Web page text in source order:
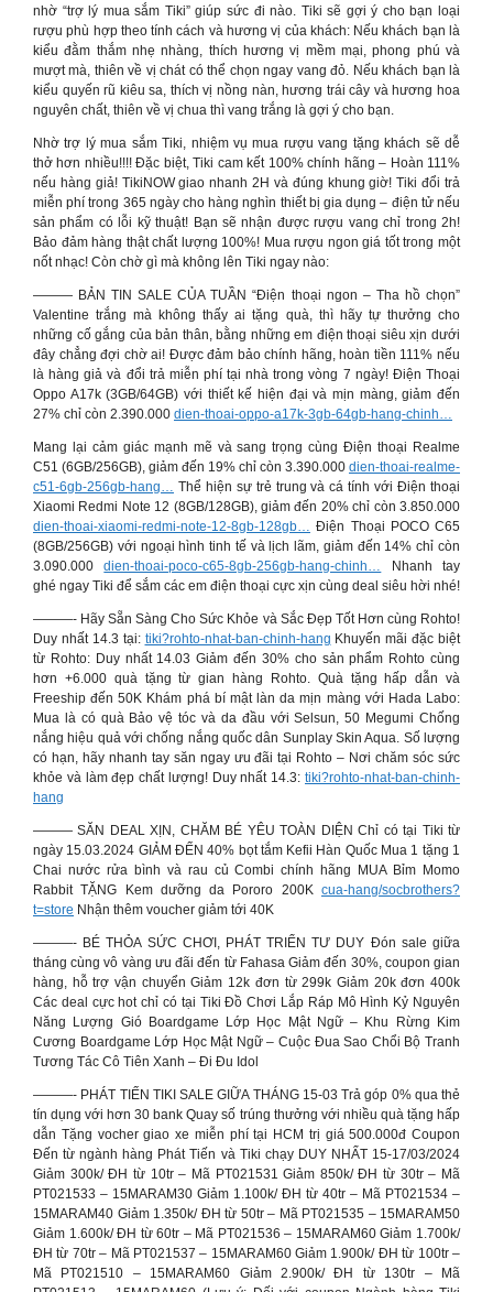
nhờ “trợ lý mua sắm Tiki” giúp sức đi nào. Tiki sẽ gợi ý cho bạn loại
rượu phù hợp theo tính cách và hương vị của khách: Nếu khách bạn là
kiểu đằm thắm nhẹ nhàng, thích hương vị mềm mại, phong phú và
mượt mà, thiên về vị chát có thể chọn ngay vang đỏ. Nếu khách bạn là
kiểu quyến rũ kiêu sa, thích vị nồng nàn, hương trái cây và hương hoa
nguyên chất, thiên về vị chua thì vang trắng là gợi ý cho bạn.
Nhờ trợ lý mua sắm Tiki, nhiệm vụ mua rượu vang tặng khách sẽ dễ
thở hơn nhiều!!!! Đặc biệt, Tiki cam kết 100% chính hãng – Hoàn 111%
nếu hàng giả! TikiNOW giao nhanh 2H và đúng khung giờ! Tiki đổi trả
miễn phí trong 365 ngày cho hàng nghìn thiết bị gia dụng – điện tử nếu
sản phẩm có lỗi kỹ thuật! Bạn sẽ nhận được rượu vang chỉ trong 2h!
Bảo đảm hàng thật chất lượng 100%! Mua rượu ngon giá tốt trong một
nốt nhạc! Còn chờ gì mà không lên Tiki ngay nào:
——— BẢN TIN SALE CỦA TUẦN “Điện thoại ngon – Tha hồ chọn”
Valentine trắng mà không thấy ai tặng quà, thì hãy tự thưởng cho
những cố gắng của bản thân, bằng những em điện thoại siêu xịn dưới
đây chẳng đợi chờ ai! Được đảm bảo chính hãng, hoàn tiền 111% nếu
là hàng giả và đổi trả miễn phí tại nhà trong vòng 7 ngày! Điện Thoại
Oppo A17k (3GB/64GB) với thiết kế hiện đại và mịn màng, giảm đến
27% chỉ còn 2.390.000 dien-thoai-oppo-a17k-3gb-64gb-hang-chinh…
Mang lại cảm giác mạnh mẽ và sang trọng cùng Điện thoại Realme
C51 (6GB/256GB), giảm đến 19% chỉ còn 3.390.000 dien-thoai-realme-
c51-6gb-256gb-hang… Thể hiện sự trẻ trung và cá tính với Điện thoại
Xiaomi Redmi Note 12 (8GB/128GB), giảm đến 20% chỉ còn 3.850.000
dien-thoai-xiaomi-redmi-note-12-8gb-128gb… Điện Thoại POCO C65
(8GB/256GB) với ngoại hình tinh tế và lịch lãm, giảm đến 14% chỉ còn
3.090.000dien-thoai-poco-c65-8gb-256gb-hang-chinh… Nhanh tay
ghé ngay Tiki để sắm các em điện thoại cực xịn cùng deal siêu hời nhé!
———- Hãy Sẵn Sàng Cho Sức Khỏe và Sắc Đẹp Tốt Hơn cùng Rohto!
Duy nhất 14.3 tại: tiki?rohto-nhat-ban-chinh-hang Khuyến mãi đặc biệt
từ Rohto: Duy nhất 14.03 Giảm đến 30% cho sản phẩm Rohto cùng
hơn +6.000 quà tặng từ gian hàng Rohto. Quà tặng hấp dẫn và
Freeship đến 50K Khám phá bí mật làn da mịn màng với Hada Labo:
Mua là có quà Bảo vệ tóc và da đầu với Selsun, 50 Megumi Chống
nắng hiệu quả với chống nắng quốc dân Sunplay Skin Aqua. Số lượng
có hạn, hãy nhanh tay săn ngay ưu đãi tại Rohto – Nơi chăm sóc sức
khỏe và làm đẹp chất lượng! Duy nhất 14.3: tiki?rohto-nhat-ban-chinh-
hang
——— SĂN DEAL XỊN, CHĂM BÉ YÊU TOÀN DIỆN Chỉ có tại Tiki từ
ngày 15.03.2024 GIẢM ĐẾN 40% bọt tắm Kefii Hàn Quốc Mua 1 tặng 1
Chai nước rửa bình và rau củ Combi chính hãng MUA Bỉm Momo
Rabbit TẶNG Kem dưỡng da Pororo 200K cua-hang/socbrothers?
t=store Nhận thêm voucher giảm tới 40K
———- BÉ THỎA SỨC CHƠI, PHÁT TRIỂN TƯ DUY Đón sale giữa
tháng cùng vô vàng ưu đãi đến từ Fahasa Giảm đến 30%, coupon gian
hàng, hỗ trợ vận chuyển Giảm 12k đơn từ 299k Giảm 20k đơn 400k
Các deal cực hot chỉ có tại Tiki Đồ Chơi Lắp Ráp Mô Hình Kỷ Nguyên
Năng Lượng Gió Boardgame Lớp Học Mật Ngữ – Khu Rừng Kim
Cương Boardgame Lớp Học Mật Ngữ – Cuộc Đua Sao Chổi Bộ Tranh
Tương Tác Cô Tiên Xanh – Đi Đu Idol
———- PHÁT TIẾN TIKI SALE GIỮA THÁNG 15-03 Trả góp 0% qua thẻ
tín dụng với hơn 30 bank Quay số trúng thưởng với nhiều quà tặng hấp
dẫn Tặng vocher giao xe miễn phí tại HCM trị giá 500.000đ Coupon
Đến từ ngành hàng Phát Tiến và Tiki chạy DUY NHẤT 15-17/03/2024
Giảm 300k/ ĐH từ 10tr – Mã PT021531 Giảm 850k/ ĐH từ 30tr – Mã
PT021533 – 15MARAM30 Giảm 1.100k/ ĐH từ 40tr – Mã PT021534 –
15MARAM40 Giảm 1.350k/ ĐH từ 50tr – Mã PT021535 – 15MARAM50
Giảm 1.600k/ ĐH từ 60tr – Mã PT021536 – 15MARAM60 Giảm 1.700k/
ĐH từ 70tr – Mã PT021537 – 15MARAM60 Giảm 1.900k/ ĐH từ 100tr –
Mã PT021510 – 15MARAM60 Giảm 2.900k/ ĐH từ 130tr – Mã